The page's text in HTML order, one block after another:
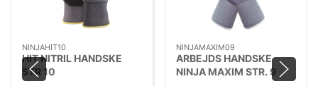
NINJAHIT10
HIT NITRIL HANDSKE
STR 10
NINJAMAXIM09
ARBEJDS HANDSKE
NINJA MAXIM STR. 9